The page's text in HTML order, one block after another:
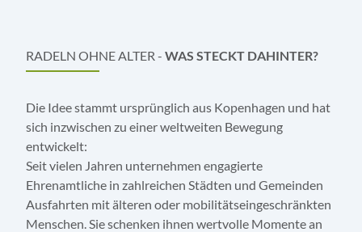
RADELN OHNE ALTER -WAS STECKT DAHINTER?
Die Idee stammt ursprünglich aus Kopenhagen und hat
sich inzwischen zu einer weltweiten Bewegung
entwickelt:
Seit vielen Jahren unternehmen engagierte
Ehrenamtliche in zahlreichen Städten und Gemeinden
Ausfahrten mit älteren oder mobilitätseingeschränkten
Menschen. Sie schenken ihnen wertvolle Momente an